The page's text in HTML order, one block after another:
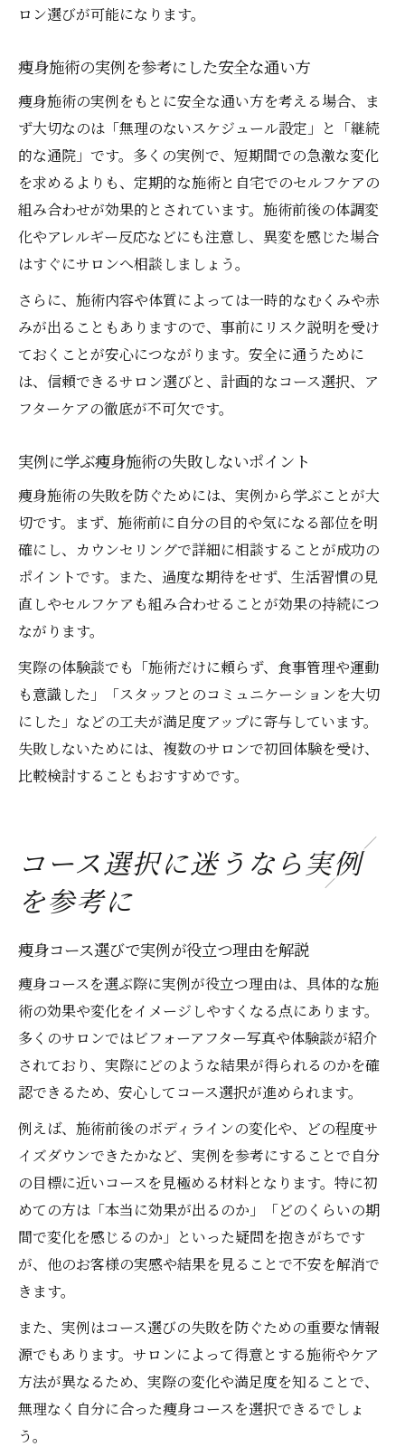
ロン選びが可能になります。
痩身施術の実例を参考にした安全な通い方
痩身施術の実例をもとに安全な通い方を考える場合、ま
ず大切なのは「無理のないスケジュール設定」と「継続
的な通院」です。多くの実例で、短期間での急激な変化
を求めるよりも、定期的な施術と自宅でのセルフケアの
組み合わせが効果的とされています。施術前後の体調変
化やアレルギー反応などにも注意し、異変を感じた場合
はすぐにサロンへ相談しましょう。
さらに、施術内容や体質によっては一時的なむくみや赤
みが出ることもありますので、事前にリスク説明を受け
ておくことが安心につながります。安全に通うために
は、信頼できるサロン選びと、計画的なコース選択、ア
フターケアの徹底が不可欠です。
実例に学ぶ痩身施術の失敗しないポイント
痩身施術の失敗を防ぐためには、実例から学ぶことが大
切です。まず、施術前に自分の目的や気になる部位を明
確にし、カウンセリングで詳細に相談することが成功の
ポイントです。また、過度な期待をせず、生活習慣の見
直しやセルフケアも組み合わせることが効果の持続につ
ながります。
実際の体験談でも「施術だけに頼らず、食事管理や運動
も意識した」「スタッフとのコミュニケーションを大切
にした」などの工夫が満足度アップに寄与しています。
失敗しないためには、複数のサロンで初回体験を受け、
比較検討することもおすすめです。
コース選択に迷うなら実例
を参考に
痩身コース選びで実例が役立つ理由を解説
痩身コースを選ぶ際に実例が役立つ理由は、具体的な施
術の効果や変化をイメージしやすくなる点にあります。
多くのサロンではビフォーアフター写真や体験談が紹介
されており、実際にどのような結果が得られるのかを確
認できるため、安心してコース選択が進められます。
例えば、施術前後のボディラインの変化や、どの程度サ
イズダウンできたかなど、実例を参考にすることで自分
の目標に近いコースを見極める材料となります。特に初
めての方は「本当に効果が出るのか」「どのくらいの期
間で変化を感じるのか」といった疑問を抱きがちです
が、他のお客様の実感や結果を見ることで不安を解消で
きます。
また、実例はコース選びの失敗を防ぐための重要な情報
源でもあります。サロンによって得意とする施術やケア
方法が異なるため、実際の変化や満足度を知ることで、
無理なく自分に合った痩身コースを選択できるでしょ
う。